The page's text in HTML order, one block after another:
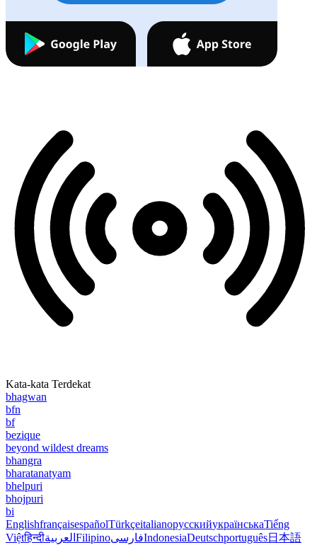
Kata-kata Terdekat
bhagwan
bfn
bf
bezique
beyond wildest dreams
bhangra
bharatanatyam
bhelpuri
bhojpuri
bi
EnglishfrançaisespañolTürkçeitalianoрусскийукраїнськаTiếng
Việtहिन्दीالعربية FilipinoفارسیIndonesiaDeutschportuguês日本語